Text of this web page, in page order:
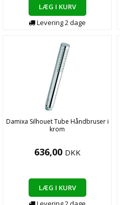
LÆG I KURV
Levering2dage
Damixa Silhouet Tube Håndbruser i
krom
636,00 DKK
LÆG I KURV